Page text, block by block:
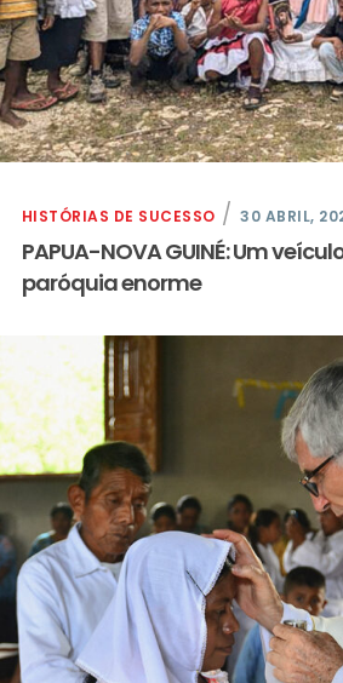
HISTÓRIAS DE SUCESSO 30 ABRIL,
PAPUA-NOVA GUINÉ: Um
paróquia enorme